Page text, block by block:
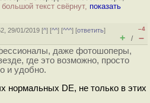
большой текст свёрнут, показать
29/01/2019 [^] [^^] [^^^] [ответить]
–4
+ / –
даже фотошоперы,
где это возможно, просто
и удобно.
нормальных DE, не только в этих